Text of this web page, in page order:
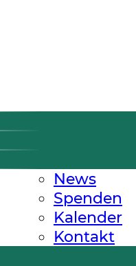
News
Spenden
Kalender
Kontakt